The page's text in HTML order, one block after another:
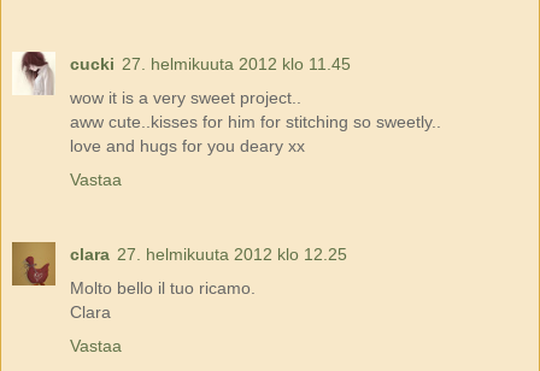
cucki 27. helmikuuta 2012 klo 11.45
wow it is a very sweet project..
aww cute..kisses for him for stitching so sweetly..
love and hugs for you deary xx
Vastaa
clara 27. helmikuuta 2012 klo 12.25
Molto bello il tuo ricamo.
Clara
Vastaa